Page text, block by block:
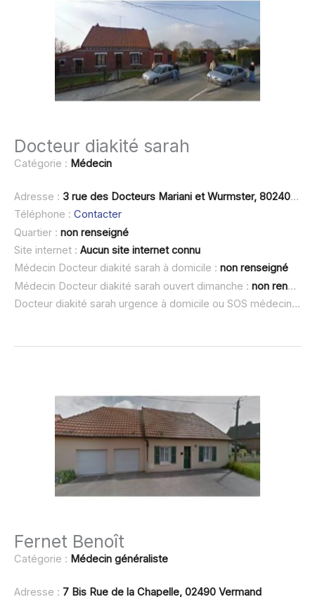
Docteur diakité sarah
Catégorie : Médecin
Adresse : 3 rue des Docteurs Mariani et Wurmster, 80240 Roisel
Téléphone : Contacter
Quartier : non renseigné
Site internet : Aucun site internet connu
Médecin Docteur diakité sarah à domicile : non renseigné
Médecin Docteur diakité sarah ouvert dimanche : non renseigné
Docteur diakité sarah urgence à domicile ou SOS médecin :
Fernet Benoît
Catégorie : Médecin généraliste
Adresse : 7 Bis Rue de la Chapelle, 02490 Vermand